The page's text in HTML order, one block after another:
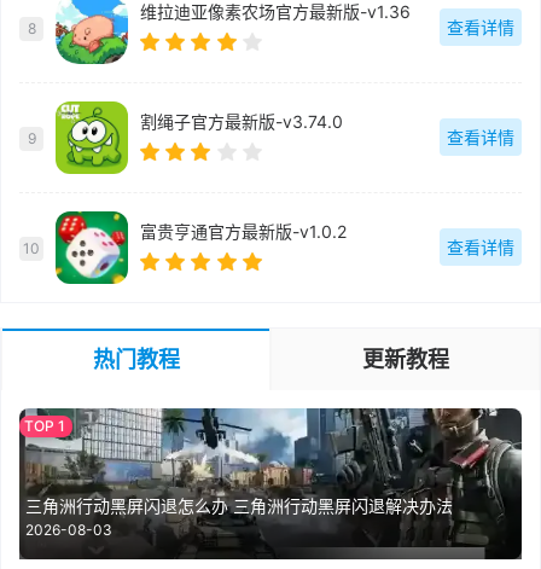
8
维拉迪亚像素农场官方最新版-v1.36
查看详情
9
割绳子官方最新版-v3.74.0
查看详情
10
富贵亨通官方最新版-v1.0.2
查看详情
热门教程 更新教程
三角洲行动黑屏闪退怎么办 三角洲行动黑屏闪退解决办法
2026-08-03